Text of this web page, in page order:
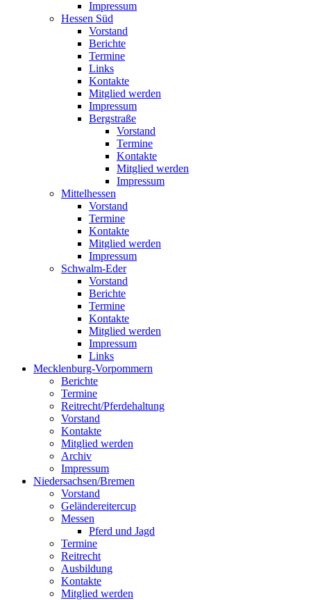
Impressum
Hessen Süd
Vorstand
Berichte
Termine
Links
Kontakte
Mitglied werden
Impressum
Bergstraße
Vorstand
Termine
Kontakte
Mitglied werden
Impressum
Mittelhessen
Vorstand
Termine
Kontakte
Mitglied werden
Impressum
Schwalm-Eder
Vorstand
Berichte
Termine
Kontakte
Mitglied werden
Impressum
Links
Mecklenburg-Vorpommern
Berichte
Termine
Reitrecht/Pferdehaltung
Vorstand
Kontakte
Mitglied werden
Archiv
Impressum
Niedersachsen/Bremen
Vorstand
Geländereitercup
Messen
Pferd und Jagd
Termine
Reitrecht
Ausbildung
Kontakte
Mitglied werden